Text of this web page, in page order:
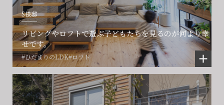
S様邸
リビングやロフトで遊ぶ子どもたちを見るのが何より幸
せです。
#ひだまりのLDK#ロフト